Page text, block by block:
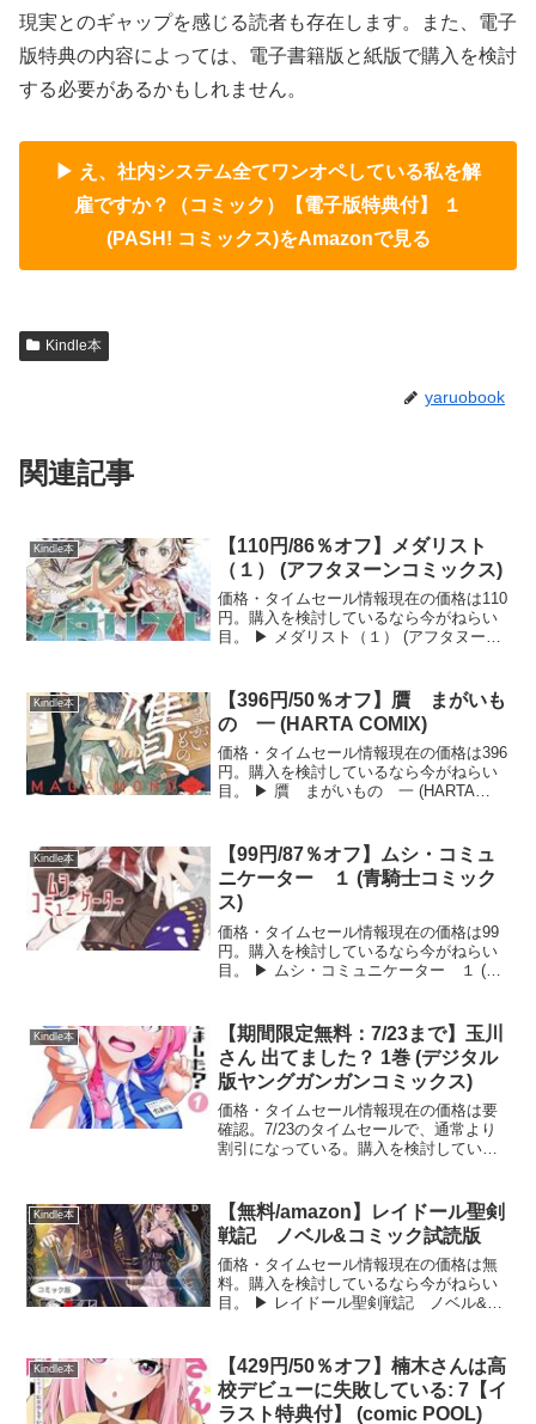
現実とのギャップを感じる読者も存在します。また、電子
版特典の内容によっては、電子書籍版と紙版で購入を検討
する必要があるかもしれません。
▶ え、社内システム全てワンオペしている私を解
雇ですか？（コミック）【電子版特典付】 １
(PASH! コミックス)をAmazonで見る
Kindle本
yaruobook
関連記事
Kindle本
【110円/86％オフ】メダリスト
（１） (アフタヌーンコミックス)
価格・タイムセール情報現在の価格は110
円。購入を検討しているなら今がねらい
目。 ▶ メダリスト（１） (アフタヌーン
い内容「メダリスト」は、つるまいかだ
に...
Kindle本
【396円/50％オフ】贋 まがいも
の 一 (HARTA COMIX)
価格・タイムセール情報現在の価格は396
円。購入を検討しているなら今がねらい
目。 ▶ 贋 まがいもの 一 (HARTA
作は、昭和初期の東京を舞台...
Kindle本
【99円/87％オフ】ムシ・コミュ
ニケーター １ (青騎士コミック
ス)
価格・タイムセール情報現在の価格は99
円。購入を検討しているなら今がねらい
目。 ▶ ムシ・コミュニケーター １ (青
ス)の詳しい内容本作は、虫と心を通わせ
るこ...
Kindle本
【期間限定無料：7/23まで】玉川
さん 出てました？ 1巻 (デジタル
版ヤングガンガンコミックス)
価格・タイムセール情報現在の価格は要
確認。7/23のタイムセールで、通常より
割引になっている。購入を検討している
ミックス)をAmazonで見る 玉川さん 出
て...
Kindle本
【無料/amazon】レイドール聖剣
戦記 ノベル&コミック試読版
価格・タイムセール情報現在の価格は無
料。購入を検討しているなら今がねらい
目。 ▶ レイドール聖剣戦記 ノベル&コ
しい内容本作は、聖剣に選ばれた王国の
第二王子レイ...
Kindle本
【429円/50％オフ】楠木さんは高
校デビューに失敗している: 7【イ
ラスト特典付】 (comic POOL)